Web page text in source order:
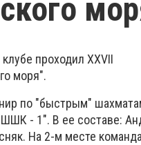
проходил XXVII
моря".
по "быстрым"
- 1". В ее составе:
На 2-м месте команда